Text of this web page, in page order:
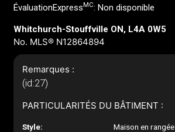
ÉvaluationExpress MC: Non disponible
Whitchurch-Stouffville ON, L4A 0W5
No. MLS® N12864894
Remarques :
(id:27)
PARTICULARITÉS DU BÂTIMENT :
Style:
Maison en rangée